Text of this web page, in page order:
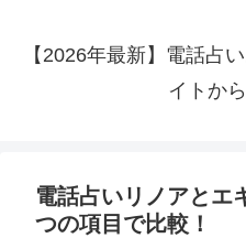
【2026年最新】電話占
イトか
電話占いリノアとエ
つの項目で比較！